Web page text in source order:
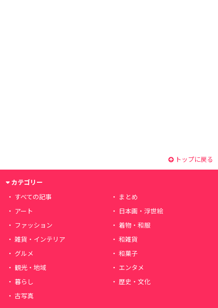
トップに戻る
カテゴリー
すべての記事
まとめ
アート
日本画・浮世絵
ファッション
着物・和服
雑貨・インテリア
和雑貨
グルメ
和菓子
観光・地域
エンタメ
暮らし
歴史・文化
古写真